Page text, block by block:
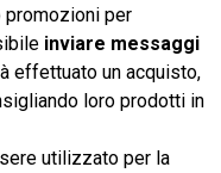
per
inviare messaggi
effettuato un acquisto,
loro prodotti in
utilizzato per la